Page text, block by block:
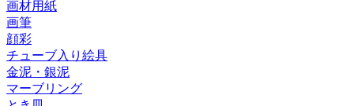
画材用紙
画筆
顔彩
チューブ入り絵具
金泥・銀泥
マーブリング